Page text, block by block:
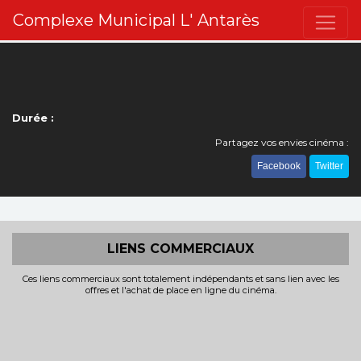
Complexe Municipal L' Antarès
Durée :
Partagez vos envies cinéma :
Facebook Twitter
LIENS COMMERCIAUX
Ces liens commerciaux sont totalement indépendants et sans lien avec les
offres et l'achat de place en ligne du cinéma.